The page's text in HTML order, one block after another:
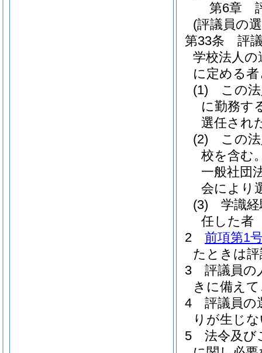
第6章
(評議員の
第33条
評
学校法人
に定める
(1)
この
に勤務す
選任され
(2)
この
校を含む
一般社団
会により
(3)
学識
任した者
2
前項第1
たときは
3
評議員の
きに備え
4
評議員の
りが生じ
5
法令及び